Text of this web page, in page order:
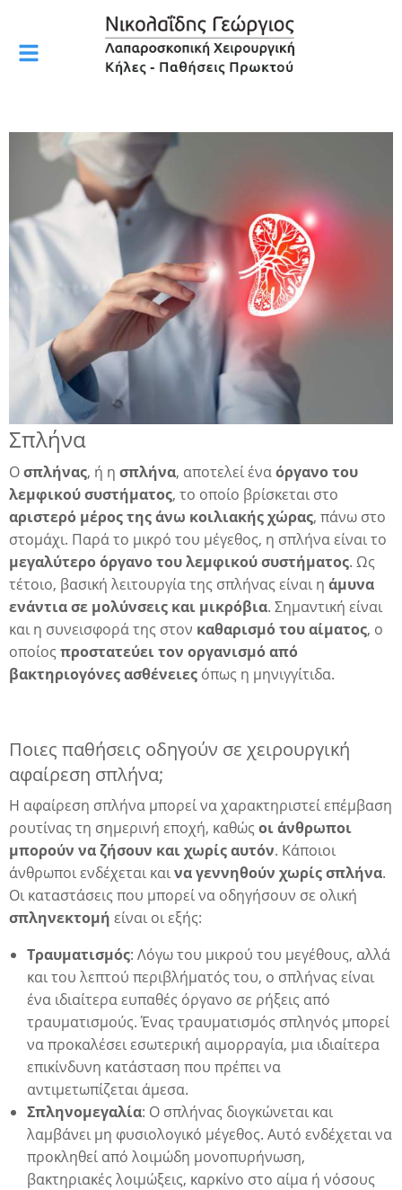
Σπλήνα
Οσπλήνας, ή η σπλήνα, αποτελεί έναόργανο του
λεμφικού συστήματος, το οποίο βρίσκεται στο
αριστερό μέρος της άνω κοιλιακής χώρας, πάνω στο
στομάχι. Παρά το μικρό του μέγεθος, η σπλήνα είναι το
μεγαλύτερο όργανο του λεμφικού συστήματος. Ως
τέτοιο, βασική λειτουργία της σπλήνας είναι η άμυνα
ενάντια σε μολύνσεις και μικρόβια. Σημαντική είναι
και η συνεισφορά της στον καθαρισμό του αίματος, ο
οποίος προστατεύει τον οργανισμό από
βακτηριογόνες ασθένειες όπως η μηνιγγίτιδα.
Ποιες παθήσεις οδηγούν σε χειρουργική
αφαίρεση σπλήνα;
Η αφαίρεση σπλήνα μπορεί να χαρακτηριστεί επέμβαση
ρουτίνας τη σημερινή εποχή, καθώς οι άνθρωποι
μπορούν να ζήσουν και χωρίς αυτόν. Κάποιοι
άνθρωποι ενδέχεται καινα γεννηθούν χωρίς σπλήνα.
Οι καταστάσεις που μπορεί να οδηγήσουν σε ολική
σπληνεκτομή είναι οι εξής:
Τραυματισμός: Λόγω του μικρού του μεγέθους, αλλά
και του λεπτού περιβλήματός του, ο σπλήνας είναι
ένα ιδιαίτερα ευπαθές όργανο σε ρήξεις από
τραυματισμούς. Ένας τραυματισμός σπληνός μπορεί
να προκαλέσει εσωτερική αιμορραγία, μια ιδιαίτερα
επικίνδυνη κατάσταση που πρέπει να
αντιμετωπίζεται άμεσα.
Σπληνομεγαλία: Ο σπλήνας διογκώνεται και
λαμβάνει μη φυσιολογικό μέγεθος. Αυτό ενδέχεται να
προκληθεί από λοιμώδη μονοπυρήνωση,
βακτηριακές λοιμώξεις, καρκίνο στο αίμα ή νόσους